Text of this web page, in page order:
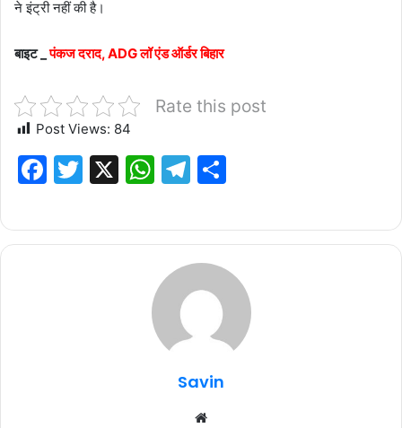
ने इंट्री नहीं की है।
बाइट _ पंकज दराद, ADG लॉ एंड ऑर्डर बिहार
Rate this post
Post Views: 84
F
c
e
T
it
te
X
W
at
s
A
p
T
e
g
ra
ar
e
Savin